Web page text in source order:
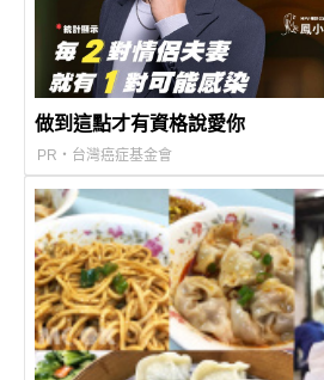
做到這點才有資格說愛你
PR・台灣癌症基金會